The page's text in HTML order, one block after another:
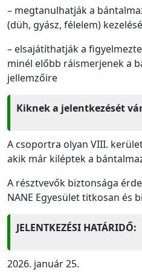
– megtanulhatják a
(düh, gyász, félelem)
– elsajátíthatják a
minél előbb ráismerjenek a
jellemzőire
Kiknek a jelentkezését
A csoportra olyan VIII.
akik már kiléptek a
A résztvevők biztonsága
NANE Egyesület titkosan és
JELENTKEZÉSI HATÁRIDŐ:
2026. január 25.